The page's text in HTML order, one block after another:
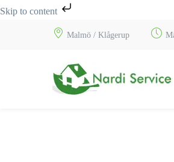
Skip to content
Malmö / Klågerup